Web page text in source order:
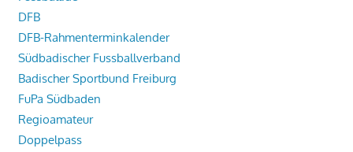
DFB
DFB-Rahmenterminkalender
Südbadischer Fussballverband
Badischer Sportbund Freiburg
FuPa Südbaden
Regioamateur
Doppelpass